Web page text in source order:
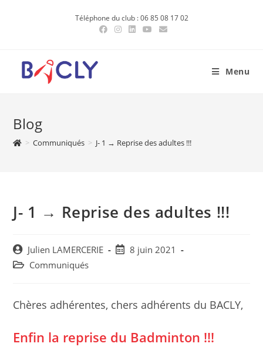
Téléphone du club : 06 85 08 17 02
Menu
Blog
> Communiqués > J- 1 → Reprise des adultes !!!
J- 1 → Reprise des adultes !!!
Post
author:
Julien LAMERCERIE
Post8 juin 2021
Post Communiqués
Chères adhérentes, chers adhérents du BACLY,
Enfin la reprise du Badminton !!!